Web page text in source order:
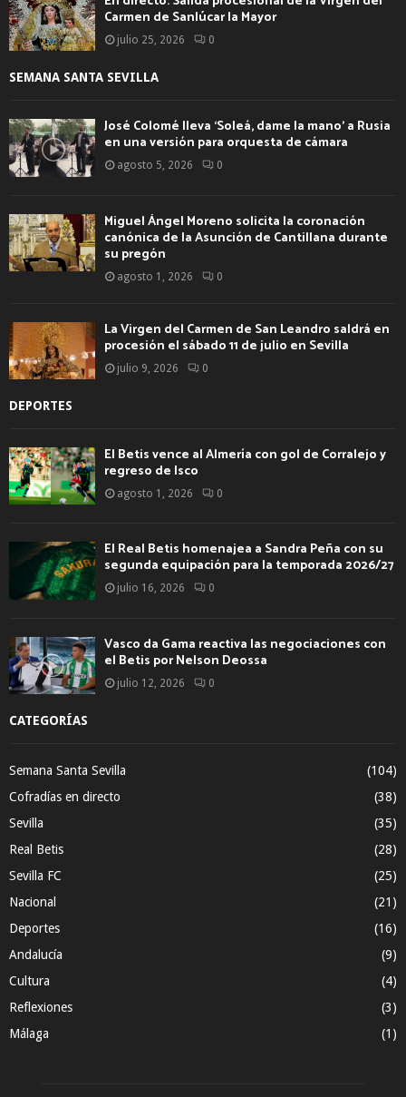
Carmen de Sanlúcar la Mayor
julio 25, 2026 0
SEMANA SANTA SEVILLA
José Colomé lleva ‘Soleá, dame la mano’ a Rusia
en una versión para orquesta de cámara
agosto 5, 2026 0
Miguel Ángel Moreno solicita la coronación
canónica de la Asunción de Cantillana durante
su pregón
agosto 1, 2026 0
La Virgen del Carmen de San Leandro saldrá en
procesión el sábado 11 de julio en Sevilla
julio 9, 2026 0
DEPORTES
El Betis vence al Almería con gol de Corralejo y
regreso de Isco
agosto 1, 2026 0
El Real Betis homenajea a Sandra Peña con su
segunda equipación para la temporada 2026/27
julio 16, 2026 0
Vasco da Gama reactiva las negociaciones con
el Betis por Nelson Deossa
julio 12, 2026 0
CATEGORÍAS
Semana Santa Sevilla
(104)
Cofradías en directo
(38)
Sevilla
(35)
Real Betis
(28)
Sevilla FC
(25)
Nacional
(21)
Deportes
(16)
Andalucía
(9)
Cultura
(4)
Reflexiones
(3)
Málaga
(1)